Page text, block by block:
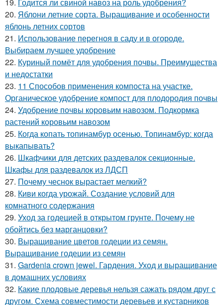
20. Яблони летние сорта. Выращивание и особенности
яблонь летних сортов
21. Использование перегноя в саду и в огороде.
Выбираем лучшее удобрение
22. Куриный помёт для удобрения почвы. Преимущества
и недостатки
23. 11 Способов применения компоста на участке.
Органическое удобрение компост для плодородия почвы
24. Удобрение почвы коровьим навозом. Подкормка
растений коровьим навозом
25. Когда копать топинамбур осенью. Топинамбур: когда
выкапывать?
26. Шкафчики для детских раздевалок секционные.
Шкафы для раздевалок из ЛДСП
27. Почему чеснок вырастает мелкий?
28. Киви когда урожай. Создание условий для
комнатного содержания
29. Уход за годецией в открытом грунте. Почему не
обойтись без марганцовки?
30. Выращивание цветов годеции из семян.
Выращивание годеции из семян
31. Gardenia crown jewel. Гардения. Уход и выращивание
в домашних условиях
32. Какие плодовые деревья нельзя сажать рядом друг с
другом. Схема совместимости деревьев и кустарников